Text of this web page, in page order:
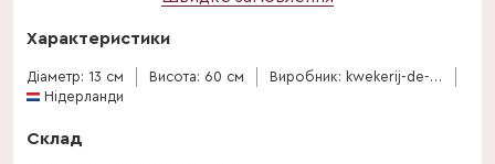
Характеристики
Діаметр: 13 см Висота: 60 см
Виробник: kwekerij-de-schakel
Нідерланди
Склад